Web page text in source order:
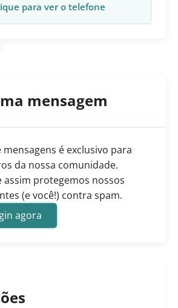
para ver o telefone
mensagem
mensagens é exclusivo para
da nossa comunidade.
assim protegemos nossos
(e você!) contra spam.
agora